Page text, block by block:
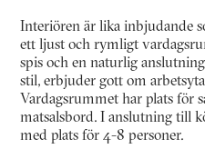
Interiören är lika inbjudande
ett ljust och rymligt
spis och en naturlig
stil, erbjuder gott om
Vardagsrummet har plats för
matsalsbord. I anslutning till
med plats för 4-8 personer.